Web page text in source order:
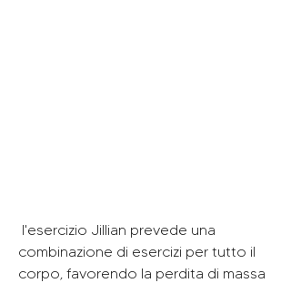
combinazione di esercizi per tutto il
corpo, favorendo la perdita di massa